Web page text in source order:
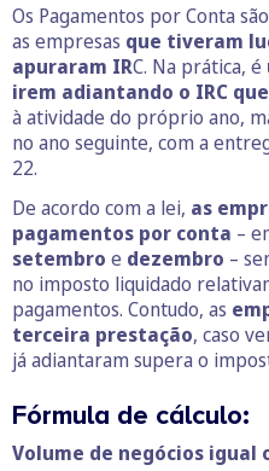
Os Pagamentos por Conta
as empresas que tiveram
apuraram IRC. Na prática, é
irem adiantando o IRC
à atividade do próprio ano,
no ano seguinte, com a
22.
De acordo com a lei, as
pagamentos por conta –
setembro e dezembro –
no imposto liquidado
pagamentos. Contudo, as
terceira prestação, caso
já adiantaram supera o
Fórmula de cálculo:
Volume de negócios igual